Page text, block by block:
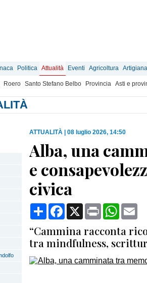
Politica Attualità Eventi Agricoltura
Roero Santo Stefano Belbo Provincia Asti e
ATTUALITÀ 08 luglio 2026, 14:50
Alba, una
e
civica
CondividiFacebook
X Print
“Cammina racconta
tra mindfulness,